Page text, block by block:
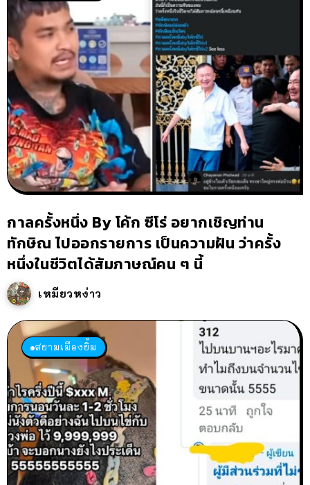
กาลครั้งหนึ่ง By โค้ก ซีโร่ อยากเชิญท่าน
ทักษิณ ไปออกรายการ เป็นความฝัน ว่าครั้ง
หนึ่งในชีวิตได้สัมภาษณ์คน ๆ นี้
เหมียวหง่าว
สยามเมืองยิ้ม